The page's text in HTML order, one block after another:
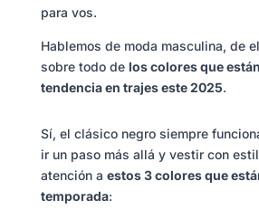
para vos.
Hablemos de moda masculina, de
sobre todo de los colores que
tendencia en trajes este 2025.
Sí, el clásico negro siempre
ir un paso más allá y vestir con
atención a estos 3 colores que
temporada: